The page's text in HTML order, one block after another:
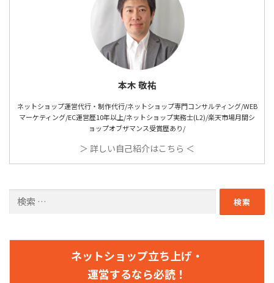
本木 敬祐
ネットショップ運営代行・制作代行/ネットショップ専門コンサルティング/WEB
マーケティング/EC運営歴10年以上/ネットショップ実務士(L2)/楽天市場月間シ
ョップオブザマンス受賞歴あり/
＞ 詳しい自己紹介はこちら ＜
検索:
ネットショップ立ち上げ・
運営するなら必読！